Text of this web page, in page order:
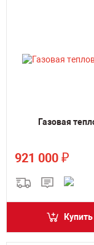
Газовая
921 000 ₽
Купить